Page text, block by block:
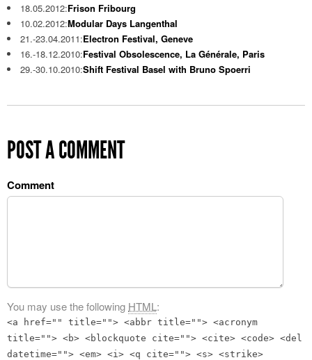
18.05.2012:Frison Fribourg
10.02.2012:Modular Days Langenthal
21.-23.04.2011:Electron Festival, Geneve
16.-18.12.2010:Festival Obsolescence, La Générale, Paris
29.-30.10.2010:Shift Festival Basel with Bruno Spoerri
POST A COMMENT
Comment
You may use the following HTML:
<a href="" title=""> <abbr title=""> <acronym
title=""> <b> <blockquote cite=""> <cite> <code> <del
datetime=""> <em> <i> <q cite=""> <s> <strike>